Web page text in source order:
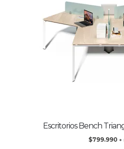
Escritorios Bench
$799.990 +